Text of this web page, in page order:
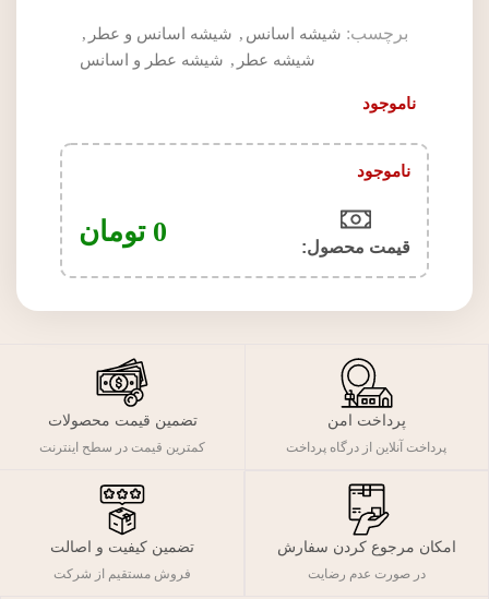
برچسب: شیشه اسانس , شیشه اسانس و عطر ,
شیشه عطر , شیشه عطر و اسانس
ناموجود
ناموجود
قیمت محصول:​ 0 تومان
پرداخت امن
پرداخت آنلاین از درگاه پرداخت
تضمین قیمت محصولات
کمترین قیمت در سطح اینترنت
امکان مرجوع کردن سفارش
در صورت عدم رضایت
تضمین کیفیت و اصالت
فروش مستقیم از شرکت